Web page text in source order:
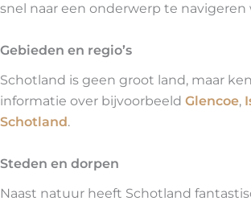
snel naar een onderwerp te
Gebieden en regio’s
Schotland is geen groot land, maar
informatie over bijvoorbeeld Glencoe,
Schotland.
Steden en dorpen
Naast natuur heeft Schotland